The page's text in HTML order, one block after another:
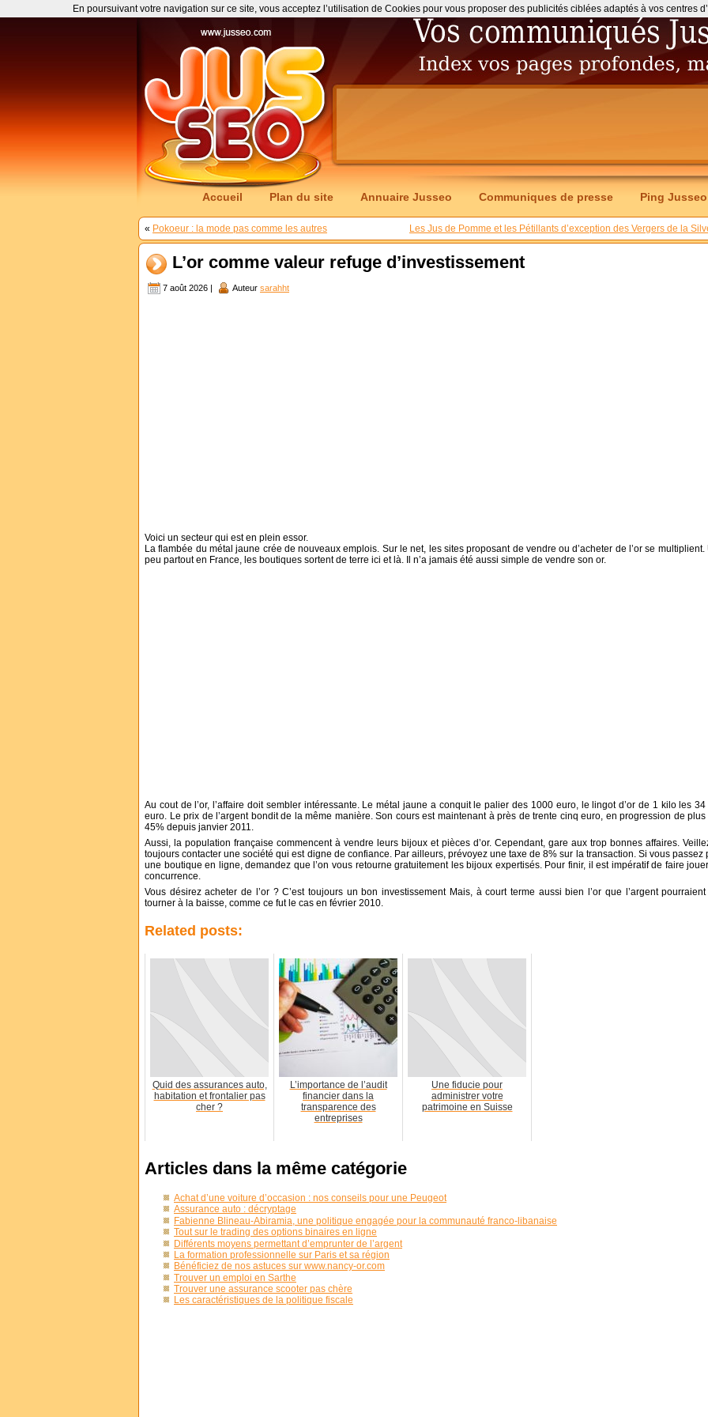
Accueil Plan du site Annuaire Jusseo Communiques de presse Ping Jusseo
« Pokoeur : la mode pas comme les autres Les Jus de Pomme et les Pétillants d’exception des Vergers de la
L’or comme valeur refuge d’investissement
7 août 2026 | Auteur sarahht
Voici un secteur qui est en plein essor.
La flambée du métal jaune crée de nouveaux emplois. Sur le net, les sites proposant de vendre ou d’acheter de l’or se multiplient.
peu partout en France, les boutiques sortent de terre ici et là. Il n’a jamais été aussi simple de vendre son or.
Au cout de l’or, l’affaire doit sembler intéressante. Le métal jaune a conquit le palier des 1000 euro, le lingot d’or de 1 kilo les
euro. Le prix de l’argent bondit de la même manière. Son cours est maintenant à près de trente cinq euro, en progression de plus
45% depuis janvier 2011.
Aussi, la population française commencent à vendre leurs bijoux et pièces d’or. Cependant, gare aux trop bonnes affaires.
toujours contacter une société qui est digne de confiance. Par ailleurs, prévoyez une taxe de 8% sur la transaction. Si vous passez
une boutique en ligne, demandez que l’on vous retourne gratuitement les bijoux expertisés. Pour finir, il est impératif de faire
concurrence.
Vous désirez acheter de l’or ? C’est toujours un bon investissement Mais, à court terme aussi bien l’or que l’argent pourraient
tourner à la baisse, comme ce fut le cas en février 2010.
Related posts:
Quid des assurances auto,
habitation et frontalier pas
cher ?
L’importance de l’audit
financier dans la
transparence des
entreprises
Une fiducie pour
administrer votre
patrimoine en Suisse
Articles dans la même catégorie
Achat d’une voiture d’occasion : nos conseils pour une Peugeot
Assurance auto : décryptage
Fabienne Blineau-Abiramia, une politique engagée pour la communauté franco-libanaise
Tout sur le trading des options binaires en ligne
Différents moyens permettant d’emprunter de l’argent
La formation professionnelle sur Paris et sa région
Bénéficiez de nos astuces sur www.nancy-or.com
Trouver un emploi en Sarthe
Trouver une assurance scooter pas chère
Les caractéristiques de la politique fiscale
En poursuivant votre navigation sur ce site, vous acceptez l’utilisation de Cookies pour vous proposer des publicités ciblées adaptés à vos centres